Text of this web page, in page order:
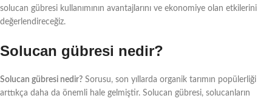
solucan gübresi kullanımının avantajlarını ve ekonomiye olan etkilerini
değerlendireceğiz.
Solucan gübresi nedir?
Solucan gübresi nedir? Sorusu, son yıllarda organik tarımın popülerliği
arttıkça daha da önemli hale gelmiştir. Solucan gübresi, solucanların